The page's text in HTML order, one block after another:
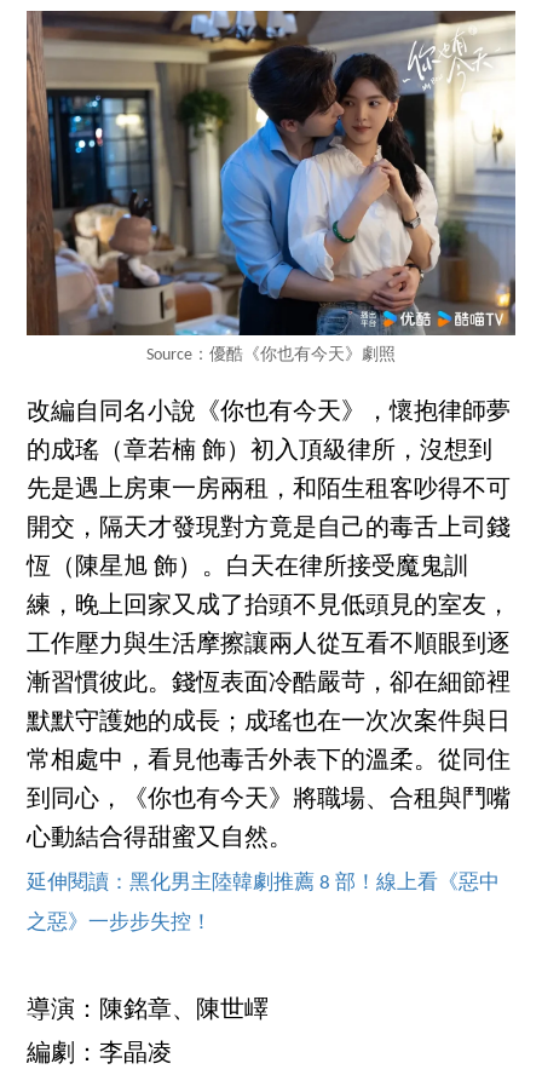
Source：優酷《你也有今天》劇照
改編自同名小說《你也有今天》，懷抱律師夢
的成瑤（章若楠 飾）初入頂級律所，沒想到
先是遇上房東一房兩租，和陌生租客吵得不可
開交，隔天才發現對方竟是自己的毒舌上司錢
恆（陳星旭 飾）。白天在律所接受魔鬼訓
練，晚上回家又成了抬頭不見低頭見的室友，
工作壓力與生活摩擦讓兩人從互看不順眼到逐
漸習慣彼此。錢恆表面冷酷嚴苛，卻在細節裡
默默守護她的成長；成瑤也在一次次案件與日
常相處中，看見他毒舌外表下的溫柔。從同住
到同心，《你也有今天》將職場、合租與鬥嘴
心動結合得甜蜜又自然。
延伸閱讀：黑化男主陸韓劇推薦 8 部！線上看《惡中
之惡》一步步失控！
導演：陳銘章、陳世嶧
編劇：李晶凌